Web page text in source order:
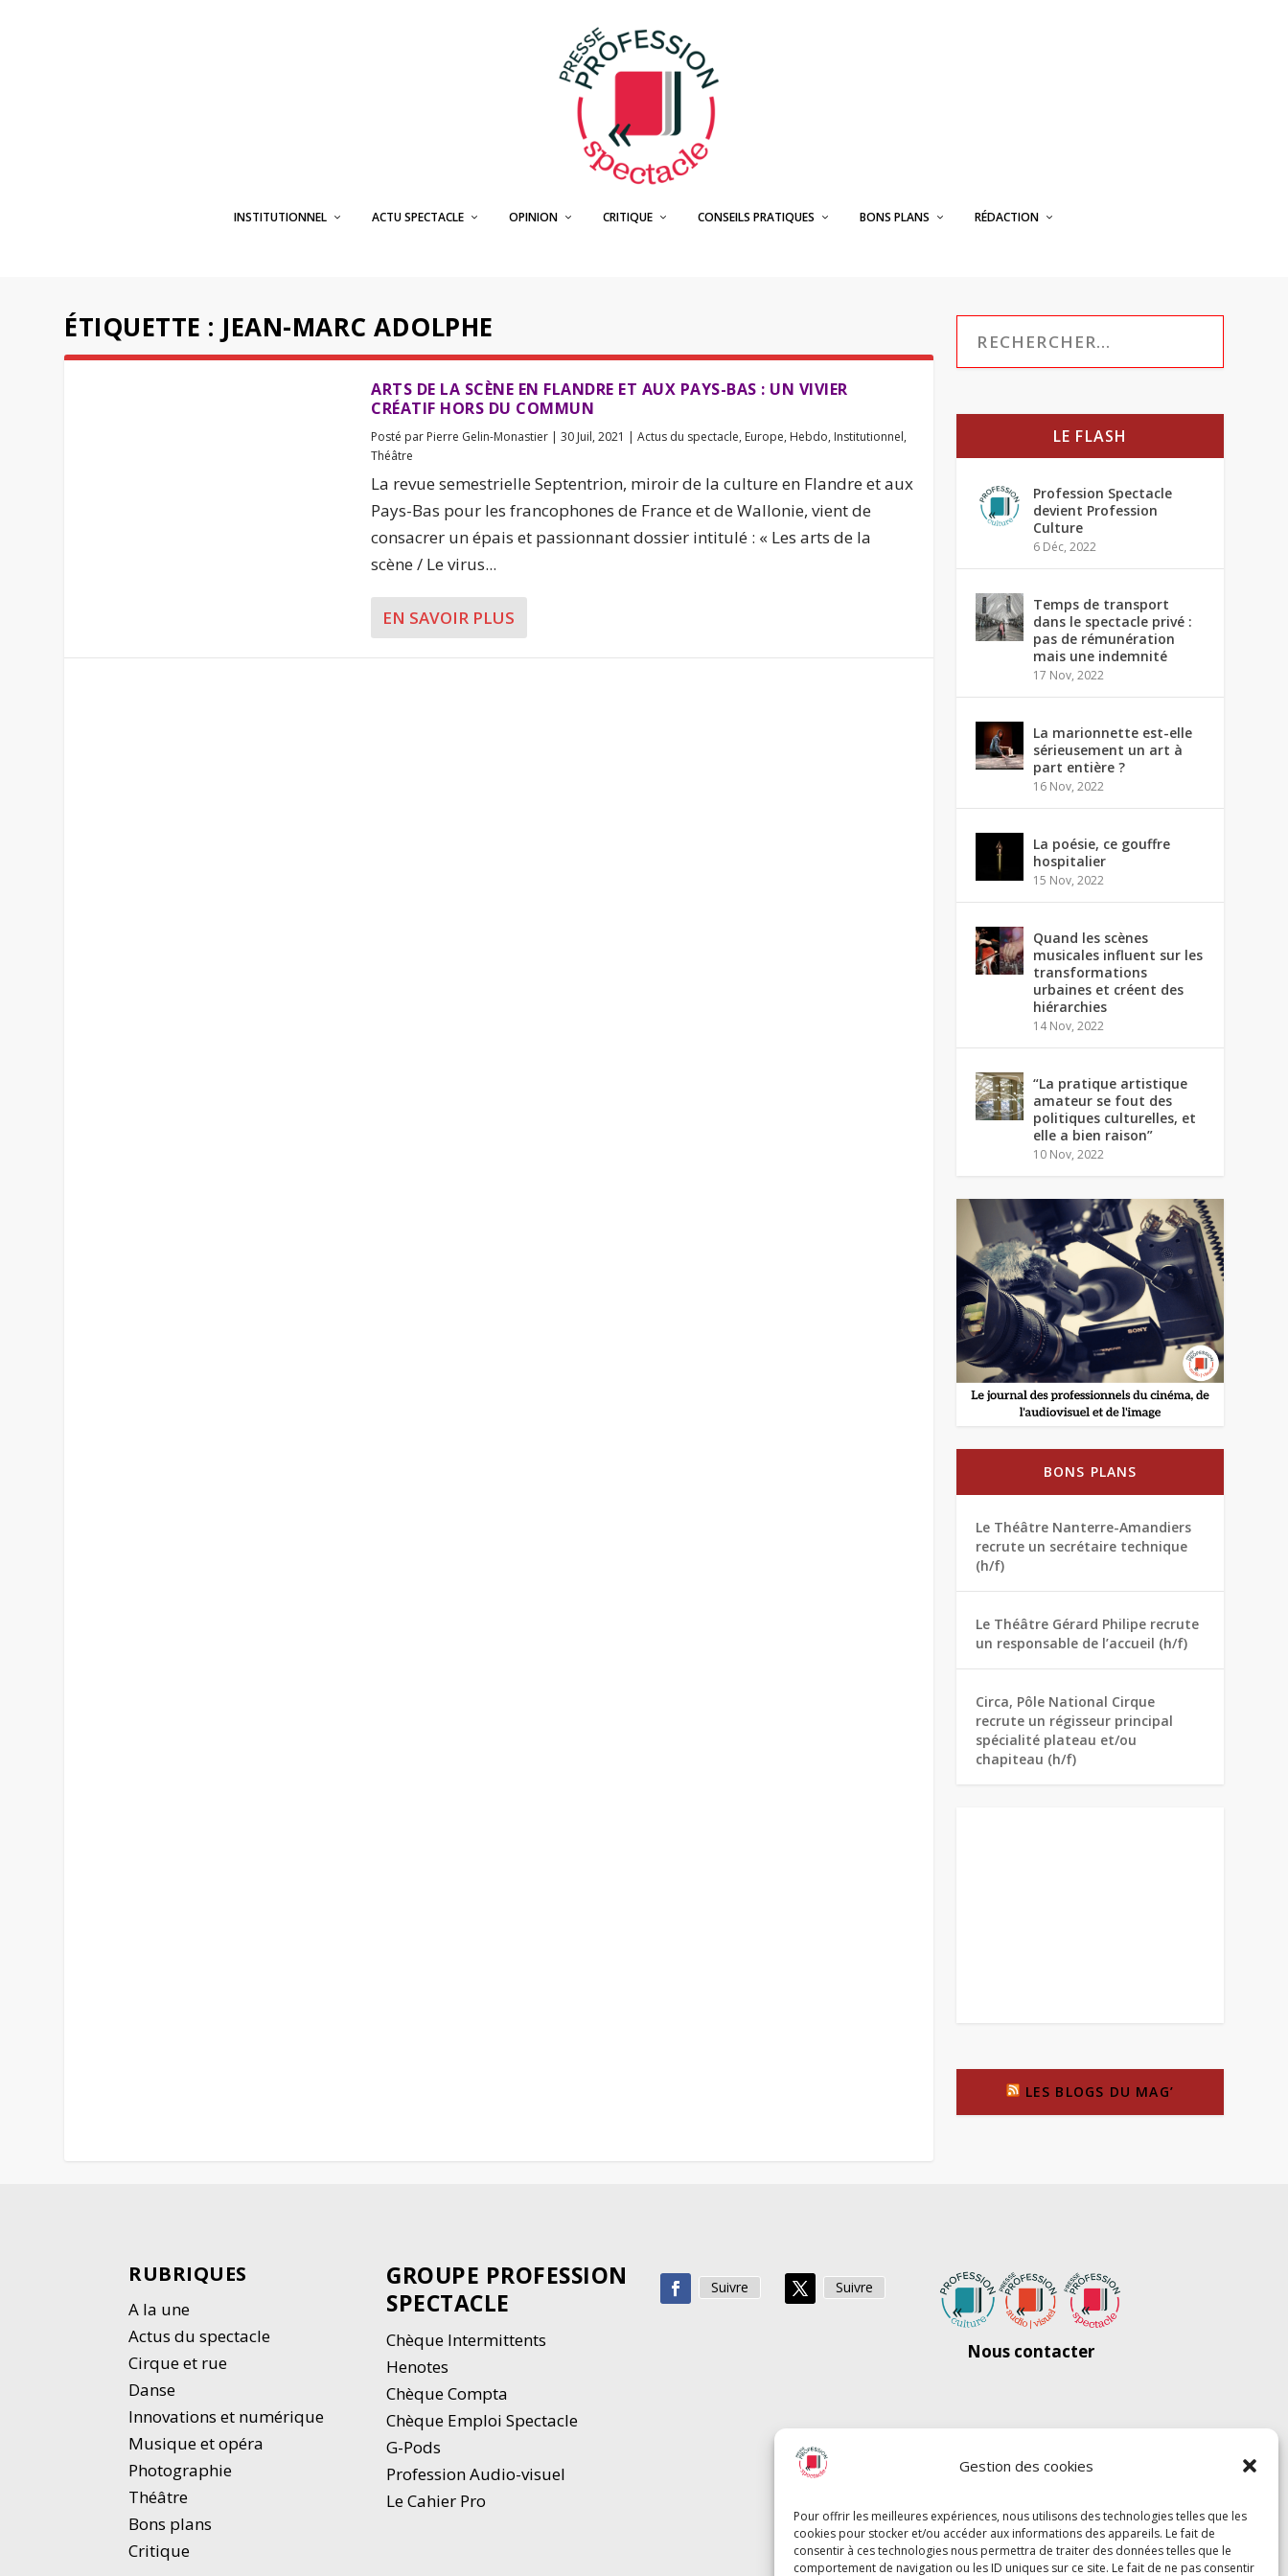
Gestion des cookies
Pour offrir les meilleures expériences, nous utilisons des technologies telles que les
cookies pour stocker et/ou accéder aux informations des appareils. Le fait de
consentir à ces technologies nous permettra de traiter des données telles que le
comportement de navigation ou les ID uniques sur ce site. Le fait de ne pas consentir
INSTITUTIONNEL ACTU SPECTACLE OPINION CRITIQUE CONSEILS PRATIQUES BONS PLANS RÉDACTION
ÉTIQUETTE : JEAN-MARC ADOLPHE
ARTS DE LA SCÈNE EN FLANDRE ET AUX PAYS-BAS : UN VIVIER
CRÉATIF HORS DU COMMUN
Posté par Pierre Gelin-Monastier |30 Juil, 2021 |Actus du spectacle, Europe, Hebdo, Institutionnel,
Théâtre
La revue semestrielle Septentrion, miroir de la culture en Flandre et aux
Pays-Bas pour les francophones de France et de Wallonie, vient de
consacrer un épais et passionnant dossier intitulé : « Les arts de la
scène / Le virus...
EN SAVOIR PLUS
LE FLASH
Profession Spectacle
devient Profession
Culture
6 Déc, 2022
Temps de transport
dans le spectacle privé :
pas de rémunération
mais une indemnité
17 Nov, 2022
La marionnette est-elle
sérieusement un art à
part entière ?
16 Nov, 2022
La poésie, ce gouffre
hospitalier
15 Nov, 2022
Quand les scènes
musicales influent sur les
transformations
urbaines et créent des
hiérarchies
14 Nov, 2022
“La pratique artistique
amateur se fout des
politiques culturelles, et
elle a bien raison”
10 Nov, 2022
BONS PLANS
Le Théâtre Nanterre-Amandiers
recrute un secrétaire technique
(h/f)
Le Théâtre Gérard Philipe recrute
un responsable de l’accueil (h/f)
Circa, Pôle National Cirque
recrute un régisseur principal
spécialité plateau et/ou
chapiteau (h/f)
LES BLOGS DU MAG’
RUBRIQUES
A la une
Actus du spectacle
Cirque et rue
Danse
Innovations et numérique
Musique et opéra
Photographie
Théâtre
Bons plans
Critique
GROUPE PROFESSION
SPECTACLE
Chèque Intermittents
Henotes
Chèque Compta
Chèque Emploi Spectacle
G-Pods
Profession Audio-visuel
Le Cahier Pro
Suivre Suivre
Nous contacter